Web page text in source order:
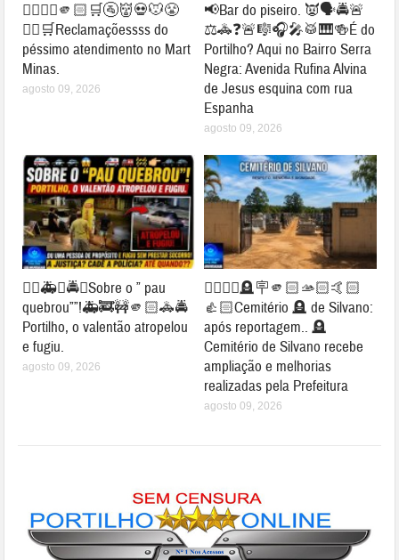
👉🏻👎🏻🫵🏻🛒🚰👹💀🐭😤
✍🏻🛒Reclamaçõessss do
péssimo atendimento no Mart
Minas.
agosto 09, 2026
📢Bar do piseiro. 👿🗣🚔🚨
⚖🚓❓🚨🎼🎧🎤🥁🎹🍻É do
Portilho? Aqui no Bairro Serra
Negra: Avenida Rufina Alvina
de Jesus esquina com rua
Espanha
agosto 09, 2026
👉🏻🚑🚓🚔😱Sobre o ” pau
quebrou””!🚑🚒🚧🫵🏻🚓🚔
Portilho, o valentão atropelou
e fugiu.
agosto 09, 2026
👉🏻👏🏻🪦🪧🫵🏻🫴🏻🤙🏻
👍🏻Cemitério 🪦 de Silvano:
após reportagem.. 🪦
Cemitério de Silvano recebe
ampliação e melhorias
realizadas pela Prefeitura
agosto 09, 2026